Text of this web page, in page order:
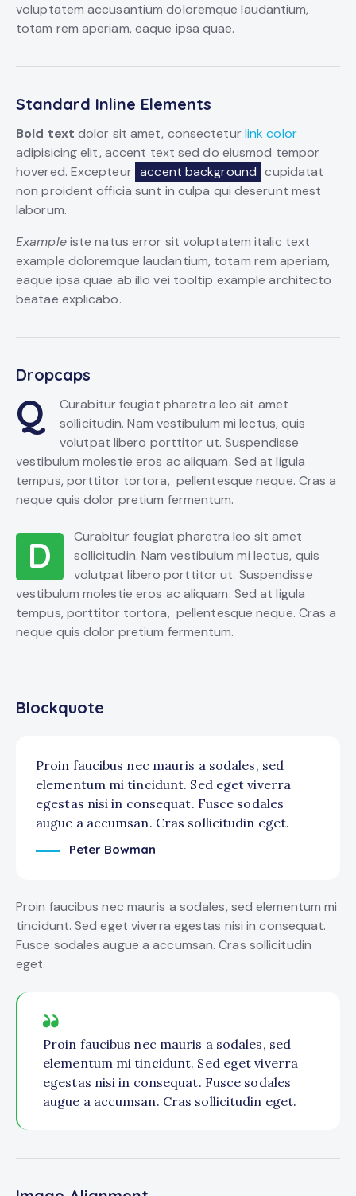
voluptatem accusantium doloremque laudantium,
totam rem aperiam, eaque ipsa quae.
Standard Inline Elements
Bold text dolor sit amet, consecteturlink color
adipisicing elit, accent text sed do eiusmod tempor
hovered. Excepteur accent background cupidatat
non proident officia sunt in culpa qui deserunt mest
laborum.
Exampleiste natus error sit voluptatem italic text
example doloremque laudantium, totam rem aperiam,
eaque ipsa quae ab illo vei tooltip example architecto
beatae explicabo.
Dropcaps
Q
Curabitur feugiat pharetra leo sit amet
sollicitudin. Nam vestibulum mi lectus, quis
volutpat libero porttitor ut. Suspendisse
vestibulum molestie eros ac aliquam. Sed at ligula
tempus, porttitor tortora, pellentesque neque. Cras a
neque quis dolor pretium fermentum.
D
Curabitur feugiat pharetra leo sit amet
sollicitudin. Nam vestibulum mi lectus, quis
volutpat libero porttitor ut. Suspendisse
vestibulum molestie eros ac aliquam. Sed at ligula
tempus, porttitor tortora, pellentesque neque. Cras a
neque quis dolor pretium fermentum.
Blockquote
Proin faucibus nec mauris a sodales, sed
elementum mi tincidunt. Sed eget viverra
egestas nisi in consequat. Fusce sodales
augue a accumsan. Cras sollicitudin eget.
Peter Bowman
Proin faucibus nec mauris a sodales, sed elementum mi
tincidunt. Sed eget viverra egestas nisi in consequat.
Fusce sodales augue a accumsan. Cras sollicitudin
eget.
Proin faucibus nec mauris a sodales, sed
elementum mi tincidunt. Sed eget viverra
egestas nisi in consequat. Fusce sodales
augue a accumsan. Cras sollicitudin eget.